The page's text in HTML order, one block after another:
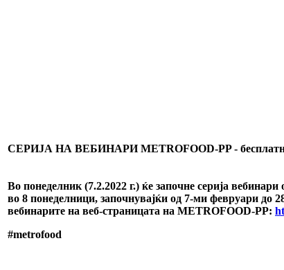
СЕРИЈА НА ВЕБИНАРИ METROFOOD-PP -
Во понеделник (7.2.2022 г.) ќе започне серија
во 8 понеделници, започнувајќи од 7-ми февруари до
вебинарите на веб-страницата на METROFOOD-PP:
#metrofood